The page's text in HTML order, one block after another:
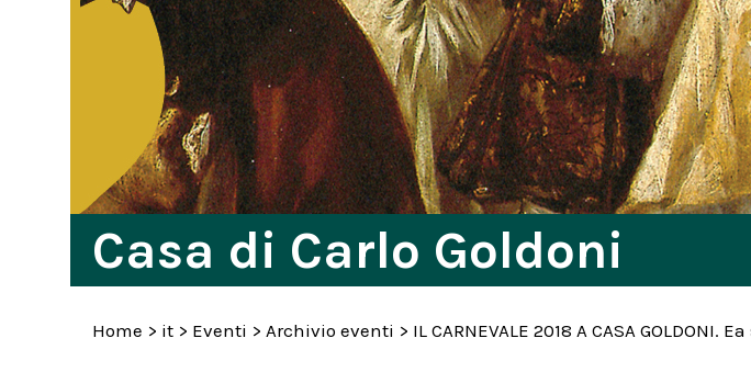
Casa di Carlo Goldoni
Home > it > Eventi > Archivio eventi > IL CARNEVALE 2018 A CASA